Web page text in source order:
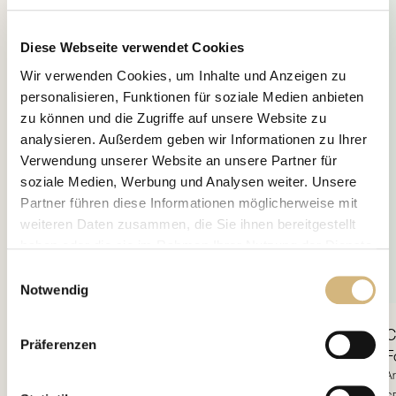
Diese Webseite verwendet Cookies
Wir verwenden Cookies, um Inhalte und Anzeigen zu
personalisieren, Funktionen für soziale Medien anbieten
zu können und die Zugriffe auf unsere Website zu
analysieren. Außerdem geben wir Informationen zu Ihrer
Verwendung unserer Website an unsere Partner für
soziale Medien, Werbung und Analysen weiter. Unsere
Partner führen diese Informationen möglicherweise mit
weiteren Daten zusammen, die Sie ihnen bereitgestellt
und im
mehr darüber, wer wir sind, wie Sie uns
kontaktieren können und wie wir personenbezogene
Notwendig
Präferenzen
Multi Benefit